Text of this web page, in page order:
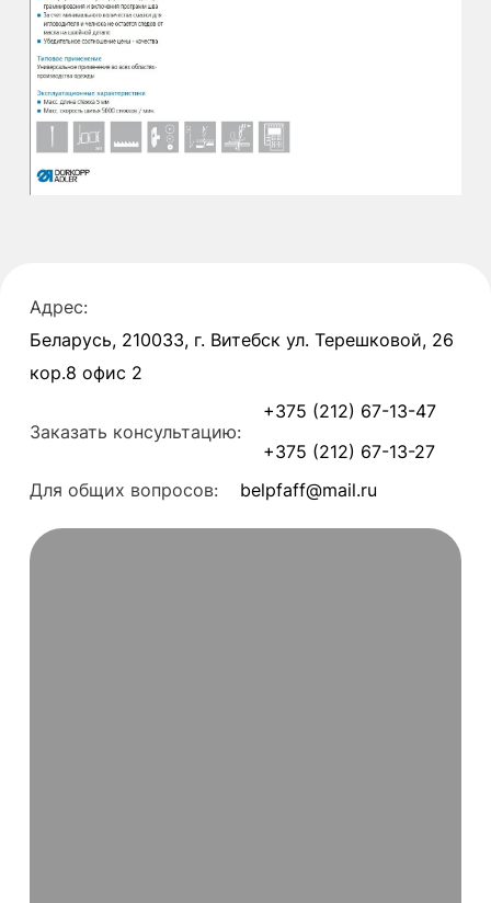
Адрес:
Беларусь, 210033, г. Витебск ул. Терешковой, 26
кор.8 офис 2
Заказать консультацию:
+375 (212) 67-13-47
+375 (212) 67-13-27
Для общих вопросов:
belpfaff@mail.ru